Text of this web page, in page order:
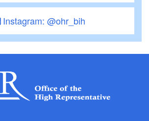
Instagram: @ohr_bih